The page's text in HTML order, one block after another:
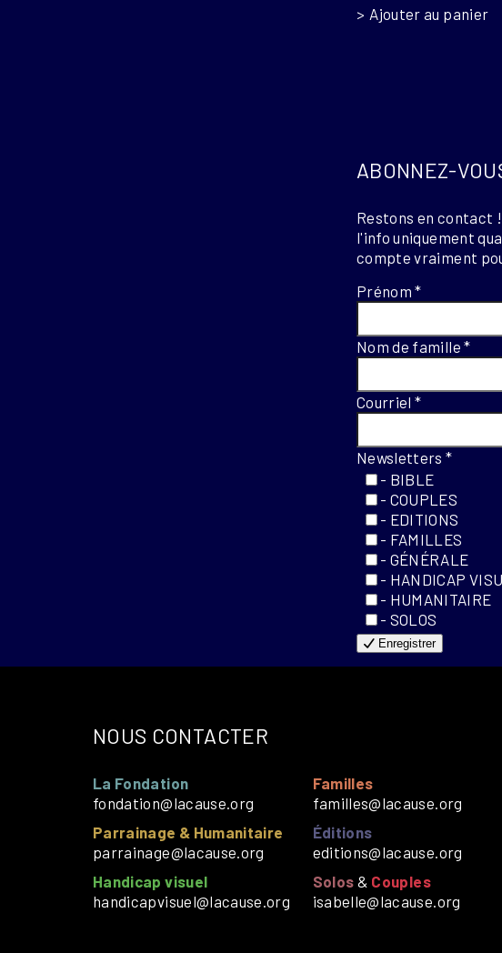
Ajouter au panier
ABONNEZ-
Restons en contact
l'info uniquement
compte vraiment
Prénom*
Nom de famille*
Courriel*
Newsletters*
- BIBLE
- COUPLES
- EDITIONS
- FAMILLES
- GÉNÉRALE
- HANDICAP
- HUMANITAIRE
- SOLOS
Enregistrer
NOUS CONTACTER
La Fondation
fondation@lacause.org
Parrainage & Humanitaire
parrainage@lacause.org
Handicap visuel
handicapvisuel@lacause.org
Familles
familles@lacause.org
Éditions
editions@lacause.org
Solos & Couples
isabelle@lacause.org